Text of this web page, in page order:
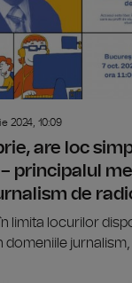
2024, 10:09
are loc
principalul
de
limita locurilor
jurnalism,